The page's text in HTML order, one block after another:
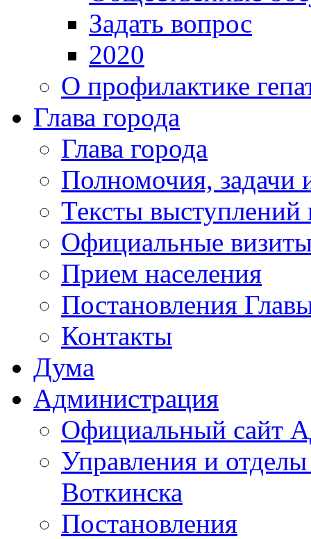
Задать вопрос
2020
О профилактике
Глава города
Глава города
Полномочия, задачи
Тексты выступлений
Официальные
Прием населения
Постановления
Контакты
Дума
Администрация
Официальный сайт
Управления и
Воткинска
Постановления